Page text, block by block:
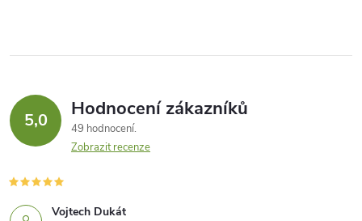
5,0 Hodnocení zákazníků
49 hodnocení
Zobrazit recenze
Vojtech Dukát